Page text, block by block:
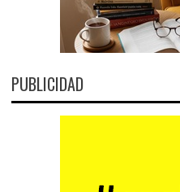
PUBLICIDAD